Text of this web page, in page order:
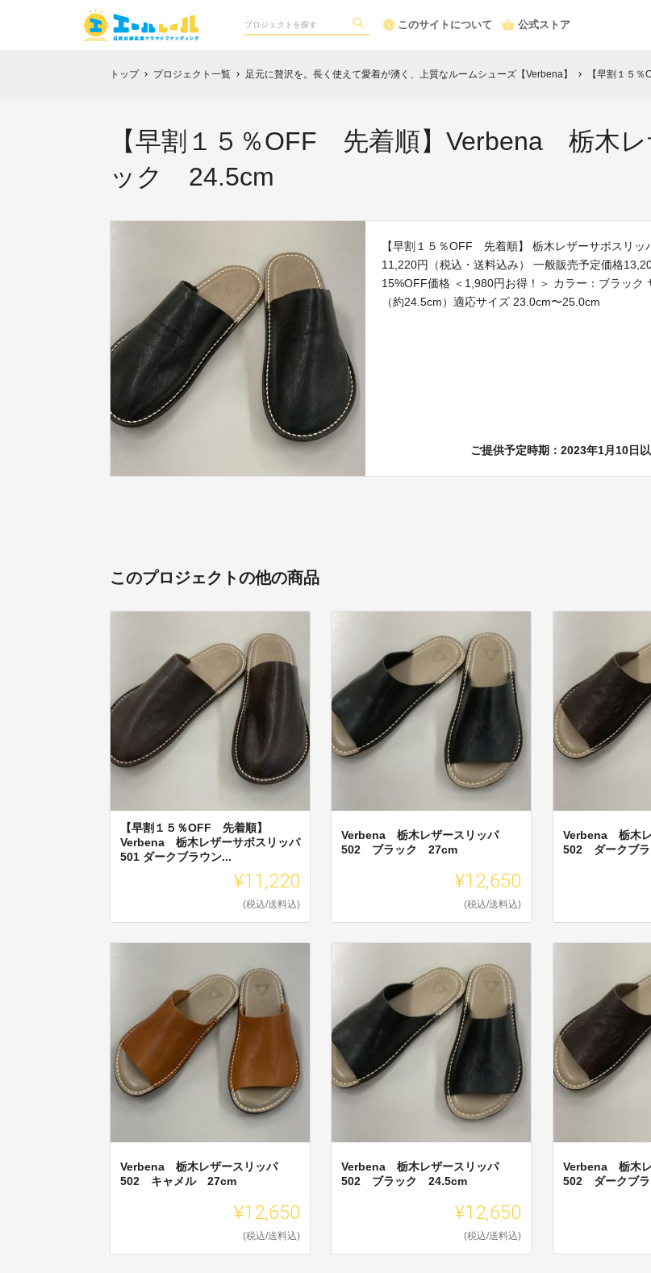
このサイトについて 公式ストア
トップ chevron_right プロジェクト一覧 chevron_right 足元に贅沢を。長く使えて愛着が湧く、上質なルームシューズ【Verbena】 chevron_right 【早割１５
【早割１５％OFF 先着順】Verbena 栃木
ック 24.5cm
【早割１５％OFF 先着順】 栃木レザーサボスリ
11,220円（税込・送料込み） 一般販売予定価格
15%OFF価格 ＜1,980円お得！＞ カラー：ブラック
（約24.5cm）適応サイズ 23.0cm〜25.0cm
ご提供予定時期：2023年1月10日
このプロジェクトの他の商品
【早割１５％OFF 先着順】
Verbena 栃木レザーサボスリッパ
501 ダークブラウン...
¥11,220
(税込/送料込)
Verbena 栃木レザースリッパ
502 ブラック 27cm
¥12,650
(税込/送料込)
Verbena 栃木
502 ダークブ
Verbena 栃木レザースリッパ
502 キャメル 27cm
¥12,650
(税込/送料込)
Verbena 栃木レザースリッパ
502 ブラック 24.5cm
¥12,650
(税込/送料込)
Verbena 栃木
502 ダークブ